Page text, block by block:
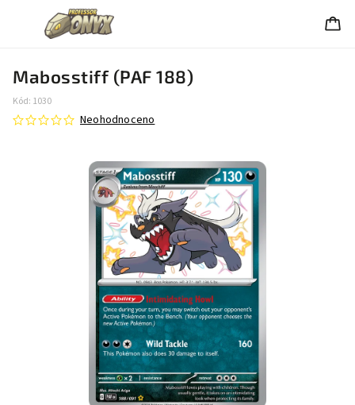
Mabosstiff (PAF 188)
Kód: 1030
Neohodnoceno